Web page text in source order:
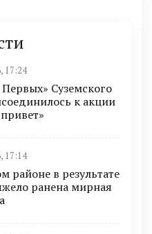
17:24
Суземского
к акции
17:14
районе в результате
ранена мирная